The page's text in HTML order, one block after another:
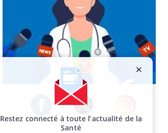
Facebook Twitter Instagram
Restez connecté à toute l’actualité de la
Santé